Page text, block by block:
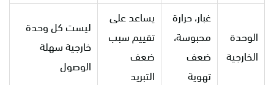
الوحدة
الخارجية
غبار، حرارة
محبوسة،
ضعف
تهوية
يساعد على
تقييم سبب
ضعف
التبريد
ليست كل وحدة
خارجية سهلة
الوصول